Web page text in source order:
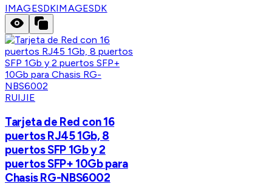
IMAGESDKIMAGESDK
RUIJIE
Tarjeta de Red con 16
puertos RJ45 1Gb, 8
puertos SFP 1Gb y 2
puertos SFP+ 10Gb para
Chasis RG-NBS6002